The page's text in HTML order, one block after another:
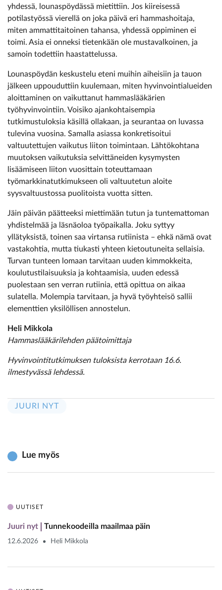
yhdessä, lounaspöydässä mietittiin. Jos kiireisessä
potilastyössä vierellä on joka päivä eri hammashoitaja,
miten ammattitaitoinen tahansa, yhdessä oppiminen ei
toimi. Asia ei onneksi tietenkään ole mustavalkoinen, ja
samoin todettiin haastattelussa.
Lounaspöydän keskustelu eteni muihin aiheisiin ja tauon
jälkeen uppouduttiin kuulemaan, miten hyvinvointialueiden
aloittaminen on vaikuttanut hammaslääkärien
työhyvinvointiin. Voisiko ajankohtaisempia
tutkimustuloksia käsillä ollakaan, ja seurantaa on luvassa
tulevina vuosina. Samalla asiassa konkretisoitui
valtuutettujen vaikutus liiton toimintaan. Lähtökohtana
muutoksen vaikutuksia selvittäneiden kysymysten
lisäämiseen liiton vuosittain toteuttamaan
työmarkkinatutkimukseen oli valtuutetun aloite
syysvaltuustossa puolitoista vuotta sitten.
Jäin päivän päätteeksi miettimään tutun ja tuntemattoman
yhdistelmää ja läsnäoloa työpaikalla. Joku syttyy
yllätyksistä, toinen saa virtansa rutiinista – ehkä nämä ovat
vastakohtia, mutta tiukasti yhteen kietoutuneita sellaisia.
Turvan tunteen lomaan tarvitaan uuden kimmokkeita,
koulutustilaisuuksia ja kohtaamisia, uuden edessä
puolestaan sen verran rutiinia, että opittua on aikaa
sulatella. Molempia tarvitaan, ja hyvä työyhteisö sallii
elementtien yksilöllisen annostelun.
Heli Mikkola
Hammaslääkärilehden päätoimittaja
Hyvinvointi­tutkimuksen tuloksista kerrotaan 16.6.
ilmestyvässä lehdessä.
JUURI NYT
Lue myös
UUTISET
Juuri nyt Tunnekoodeilla maailmaa päin
12.6.2026 Heli Mikkola